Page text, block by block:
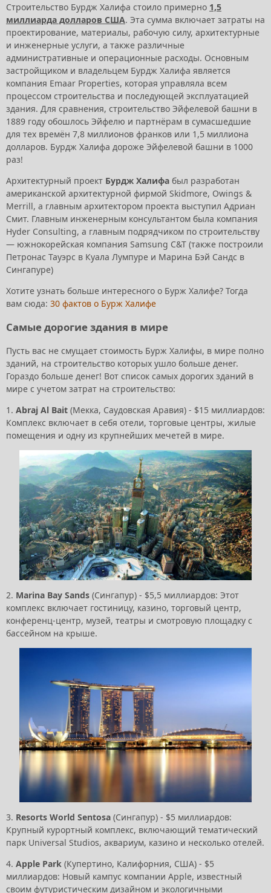
Строительство Бурдж Халифа стоило примерно 1,5
миллиарда долларов США. Эта сумма включает затраты на
проектирование, материалы, рабочую силу, архитектурные
и инженерные услуги, а также различные
административные и операционные расходы. Основным
застройщиком и владельцем Бурдж Халифа является
компания Emaar Properties, которая управляла всем
процессом строительства и последующей эксплуатацией
здания. Для сравнения, строительство Эйфелевой башни в
1889 году обошлось Эйфелю и партнёрам в сумасшедшие
для тех времён 7,8 миллионов франков или 1,5 миллиона
долларов. Бурдж Халифа дороже Эйфелевой башни в 1000
раз!
Архитектурный проект Бурдж Халифа был разработан
американской архитектурной фирмой Skidmore, Owings &
Merrill, а главным архитектором проекта выступил Адриан
Смит. Главным инженерным консультантом была компания
Hyder Consulting, а главным подрядчиком по строительству
— южнокорейская компания Samsung C&T​ (также построили
Петронас Тауэрс в Куала Лумпуре и Марина Бэй Сандс в
Сингапуре)
Хотите узнать больше интересного о Бурж Халифе? Тогда
вам сюда: 30 фактов о Бурж Халифе
Самые дорогие здания в мире
Пусть вас не смущает стоимость Бурж Халифы, в мире полно
зданий, на строительство которых ушло больше денег.
Гораздо больше денег! Вот список самых дорогих зданий в
мире с учетом затрат на строительство:
1. Abraj Al Bait (Мекка, Саудовская Аравия) - $15 миллиардов:
Комплекс включает в себя отели, торговые центры, жилые
помещения и одну из крупнейших мечетей в мире.
2. Marina Bay Sands (Сингапур) - $5,5 миллиардов: Этот
комплекс включает гостиницу, казино, торговый центр,
конференц-центр, музей, театры и смотровую площадку с
бассейном на крыше.
3. Resorts World Sentosa (Сингапур) - $5 миллиардов:
Крупный курортный комплекс, включающий тематический
парк Universal Studios, аквариум, казино и несколько отелей.
4. Apple Park (Купертино, Калифорния, США) - $5
миллиардов: Новый кампус компании Apple, известный
своим футуристическим дизайном и экологичными